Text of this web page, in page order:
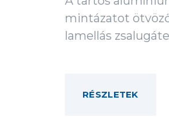
mintázatot
lamellás
RÉSZLETEK